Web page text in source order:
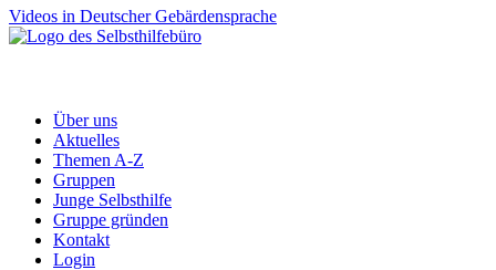
Videos in Deutscher Gebärdensprache
Über uns
Aktuelles
Themen A-Z
Gruppen
Junge Selbsthilfe
Gruppe gründen
Kontakt
Login